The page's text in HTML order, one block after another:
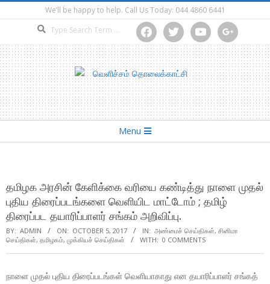
to
We’ll be happy to help. Call Us Today: 044 4860 6441
facebooktwitter youtube google
Menu
தமிழக அரசின் கேளிக்கை வரியை கண்டித்து நாளை முதல்
புதிய திரைப்படங்களை வெளியிட மாட்டோம் ; தமிழ்
திரைப்பட தயாரிப்பாளர் சங்கம் அறிவிப்பு.
BY: ADMIN ON: OCTOBER 5, 2017 IN: அண்மைச் செய்திகள், சினிமா
செய்திகள், தமிழகம், முக்கியச் செய்திகள் WITH: 0 COMMENTS
நாளை முதல் புதிய திரைப்படங்கள் வெளியாகாது என தயாரிப்பாளர் சங்கத்